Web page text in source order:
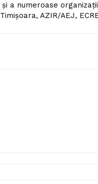
a numeroase organizații
AZIR/AEJ,